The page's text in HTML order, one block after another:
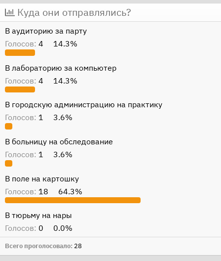
т
о
р
т
е
м
ы
а
н
а
а
л
Куда они отправлялись?
В аудиторию за парту
Голосов: 4 14.3%
В лабораторию за компьютер
Голосов: 4 14.3%
В городскую администрацию на практику
Голосов: 1 3.6%
В больницу на обследование
Голосов: 1 3.6%
В поле на картошку
Голосов: 18 64.3%
В тюрьму на нары
Голосов: 0 0.0%
Всего проголосовало 28